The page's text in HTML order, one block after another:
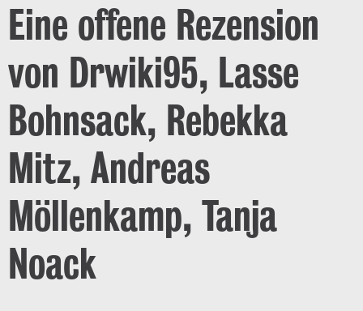
Eine offene Rezension
von Drwiki95, Lasse
Bohnsack, Rebekka
Mitz, Andreas
Möllenkamp, Tanja
Noack